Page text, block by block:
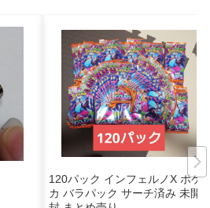
120パック インフェルノX ポケ
カ バラパック サーチ済み 未開